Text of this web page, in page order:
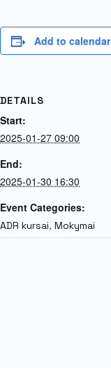
Add to calendar
DETAILS
Start:
2025-01-27 09:00
End:
2025-01-30 16:30
Event Categories:
ADR kursai, Mokymai